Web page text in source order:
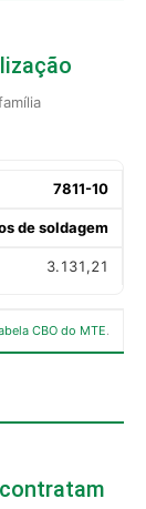
7811-10
de soldagem
3.131,21
CBO do MTE.